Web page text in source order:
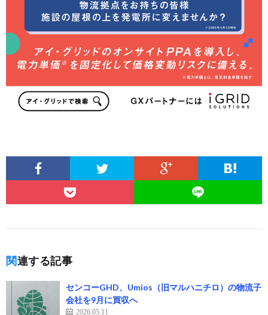
関連する記事
センコーGHD、Umios（旧マルハニチロ）の物流子
会社を9月に買収へ
2026.05.11